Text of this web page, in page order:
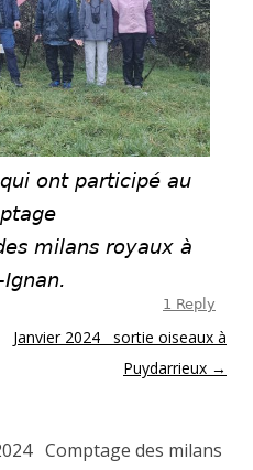
ont participé au
milans royaux à
1 Reply
Janvier 2024 sortie oiseaux à
Puydarrieux →
Comptage des milans